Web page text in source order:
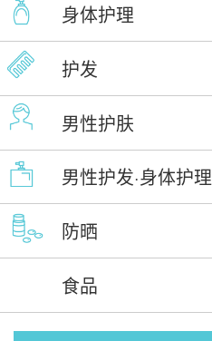
身体护理
护发
男性护肤
男性护发·身体护理
防晒
食品